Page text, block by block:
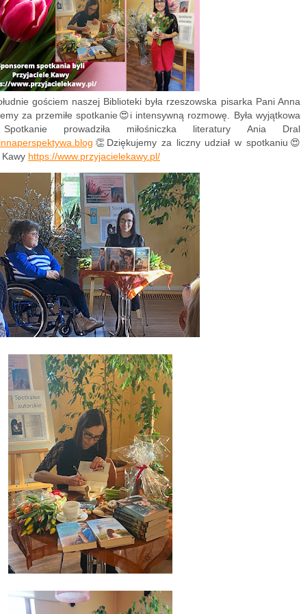
gościem naszej Biblioteki była rzeszowska pisarka Pani Anna
za przemiłe spotkanie😍i intensywną rozmowę. Była wyjątkowa
prowadziła miłośniczka literatury Ania Dral
👏Dziękujemy za liczny udział w spotkaniu😍
https://www.przyjacielekawy.pl/